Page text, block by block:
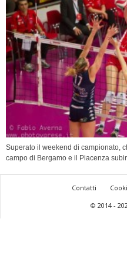
Superato il weekend di campionato,
campo di Bergamo e il Piacenza
Contatti
© 2014 -